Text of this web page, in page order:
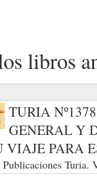
libros
TURIA
GENERAL Y
VIAJE PARA
Publicaciones Turia.